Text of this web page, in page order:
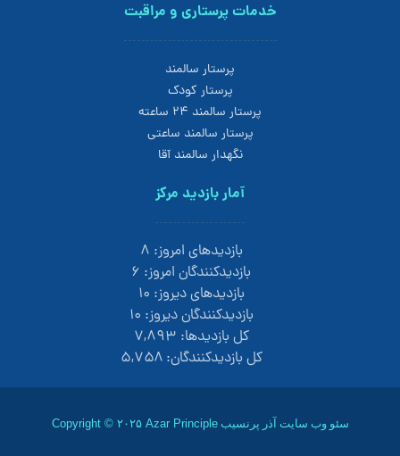
خدمات پرستاری و مراقبت
پرستار سالمند
پرستار کودک
پرستار سالمند 24 ساعته
پرستار سالمند ساعتی
نگهدار سالمند آقا
آمار بازدید مرکز
بازدیدهای امروز: ۸
بازدیدکنندگان امروز: ۶
بازدیدهای دیروز: ۱۰
بازدیدکنندگان دیروز: ۱۰
کل بازدیدها: ۷,۸۹۳
کل بازدیدکنند‌گان:۵,۷۵۸
سئو وب سایت آذر پرنسیب Copyright © ۲۰۲۵ Azar Principle